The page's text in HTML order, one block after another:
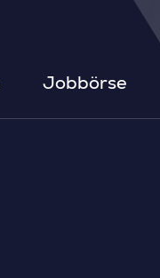
Jobbörse